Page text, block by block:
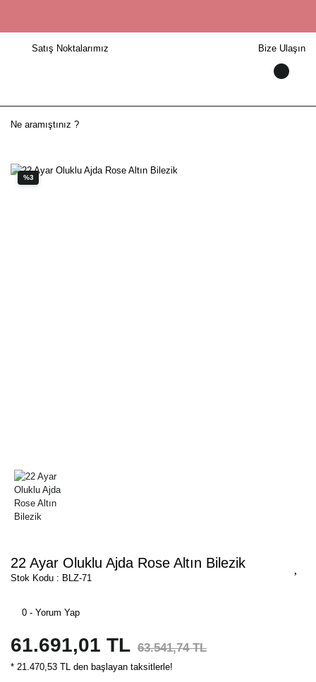
Satış Noktalarımız Bize Ulaşın
%3
22 Ayar Oluklu Ajda Rose Altın Bilezik
Stok Kodu : BLZ-71
0 - Yorum Yap
61.691,01 TL 63.541,74 TL
* 21.470,53 TL den başlayan taksitlerle!